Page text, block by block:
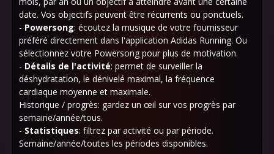
date. Vos objectifs peuvent être récurrents ou ponctuels.
- Powersong: écoutez la musique de votre fournisseur
préféré directement dans l'application Adidas Running. Ou
sélectionnez votre Powersong pour plus de motivation.
- Détails de l'activité: permet de surveiller la
déshydratation, le dénivelé maximal, la fréquence
cardiaque moyenne et maximale.
Historique / progrès: gardez un œil sur vos progrès par
semaine/année/tous.
- Statistiques: filtrez par activité ou par période.
Semaine/année/toutes les périodes disponibles.